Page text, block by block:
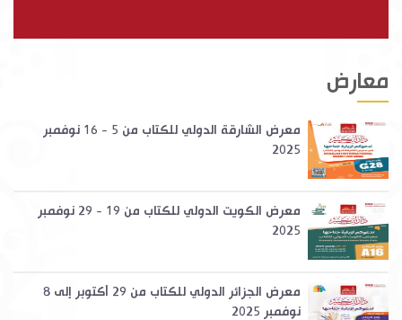
معارض
معرض الشارقة الدولي للكتاب من 5 - 16 نوفمبر
2025
معرض الكويت الدولي للكتاب من 19 - 29 نوفمبر
2025
معرض الجزائر الدولي للكتاب من 29 أكتوبر إلى 8
نوفمبر 2025